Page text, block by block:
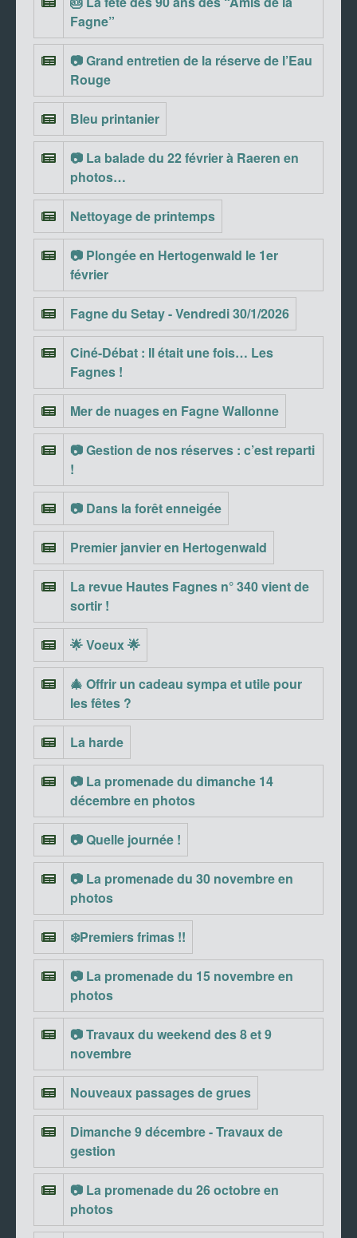
Fagne”
📷 Grand entretien de la réserve de l’Eau
Rouge
Bleu printanier
📷 La balade du 22 février à Raeren en
photos…
Nettoyage de printemps
📷 Plongée en Hertogenwald le 1er
février
Fagne du Setay - Vendredi 30/1/2026
Ciné-Débat : Il était une fois… Les
Fagnes !
Mer de nuages en Fagne Wallonne
📷 Gestion de nos réserves : c’est reparti
!
📷 Dans la forêt enneigée
Premier janvier en Hertogenwald
La revue Hautes Fagnes n° 340 vient de
sortir !
🌟 Voeux 🌟
🎄 Offrir un cadeau sympa et utile pour
les fêtes ?
La harde
📷 La promenade du dimanche 14
décembre en photos
📷 Quelle journée !
📷 La promenade du 30 novembre en
photos
❄️Premiers frimas !!
📷 La promenade du 15 novembre en
photos
📷 Travaux du weekend des 8 et 9
novembre
Nouveaux passages de grues
Dimanche 9 décembre - Travaux de
gestion
📷 La promenade du 26 octobre en
photos